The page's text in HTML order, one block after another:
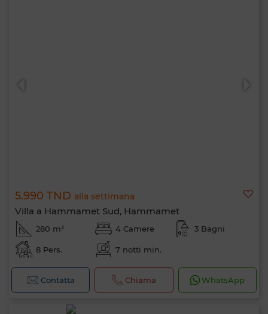
5.990 TND alla settimana
Villa a Hammamet Sud, Hammamet
280 m² 4 Camere 3 Bagni
8 Pers. 7 notti min.
Contatta Chiama WhatsApp